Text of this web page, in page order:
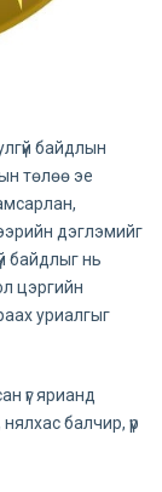
байдлын
төлөө эе
дэглэмийг
байдлыг нь
цэргийн
уриалгыг
үг ярианд
балчир, үр